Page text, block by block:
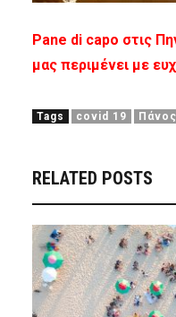
Pane di capo στις
μας περιμένει με
Tags covid 19
RELATED POSTS